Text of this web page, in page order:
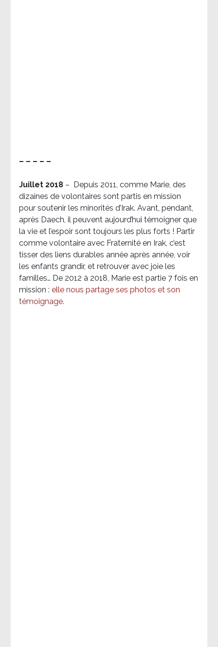
– – – – –
Juillet 2018 –
Depuis 2011, comme Marie, des
dizaines de volontaires sont partis en mission
pour soutenir les minorités d’Irak. Avant, pendant,
après Daech, il peuvent aujourd’hui témoigner que
la vie et l’espoir sont toujours les plus forts ! Partir
comme volontaire avec Fraternité en Irak, c’est
tisser des liens durables année après année, voir
les enfants grandir, et retrouver avec joie les
familles… De 2012 à 2018, Marie est partie 7 fois en
mission : elle nous partage ses photos et son
témoignage.